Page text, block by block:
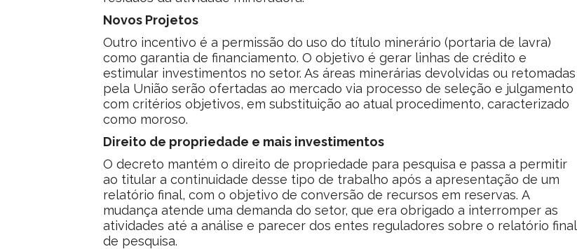
Novos Projetos
Outro incentivo é a permissão do uso do título minerário (portaria de lavra)
como garantia de financiamento. O objetivo é gerar linhas de crédito e
estimular investimentos no setor. As áreas minerárias devolvidas ou retomadas
pela União serão ofertadas ao mercado via processo de seleção e julgamento
com critérios objetivos, em substituição ao atual procedimento, caracterizado
como moroso.
Direito de propriedade e mais investimentos
O decreto mantém o direito de propriedade para pesquisa e passa a permitir
ao titular a continuidade desse tipo de trabalho após a apresentação de um
relatório final, com o objetivo de conversão de recursos em reservas. A
mudança atende uma demanda do setor, que era obrigado a interromper as
atividades até a análise e parecer dos entes reguladores sobre o relatório final
de pesquisa.